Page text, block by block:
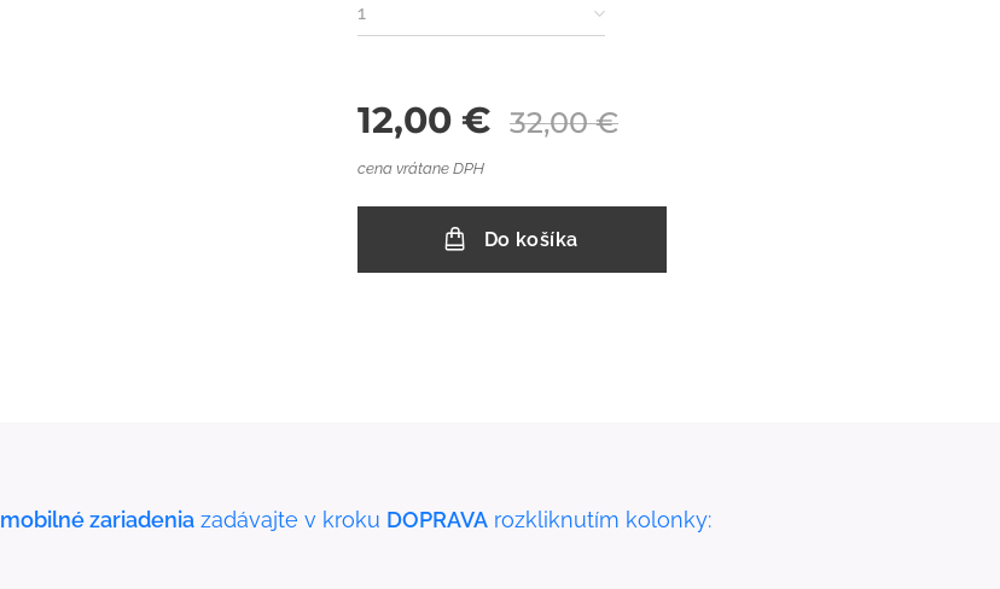
1
12,00 € 32,00€
cena vrátane DPH
Do košíka
mobilné zariadeniazadávajte v kroku DOPRAVArozkliknutím kolonky: